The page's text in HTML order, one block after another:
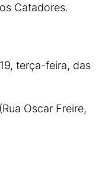
Catadores.
terça-feira, das
Oscar Freire,